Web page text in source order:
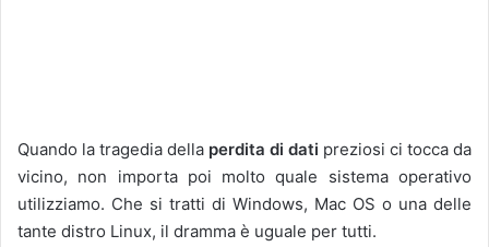
Quando la tragedia della perdita di dati preziosi ci tocca da
vicino, non importa poi molto quale sistema operativo
utilizziamo. Che si tratti di Windows, Mac OS o una delle
tante distro Linux, il dramma è uguale per tutti.